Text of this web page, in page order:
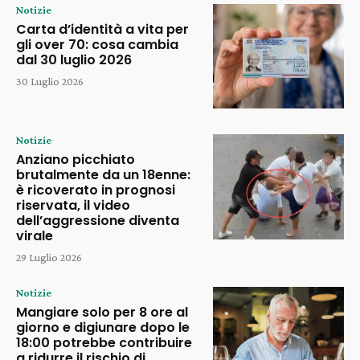
Notizie
Carta d’identità a vita per
gli over 70: cosa cambia
dal 30 luglio 2026
30 Luglio 2026
Notizie
Anziano picchiato
brutalmente da un 18enne:
è ricoverato in prognosi
riservata, il video
dell’aggressione diventa
virale
29 Luglio 2026
Notizie
Mangiare solo per 8 ore al
giorno e digiunare dopo le
18:00 potrebbe contribuire